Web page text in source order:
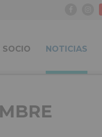
SOCIO NOTICIAS